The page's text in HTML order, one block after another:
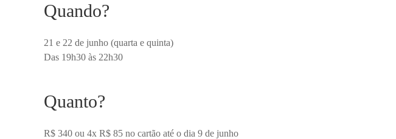
Quando?
21 e 22 de junho (quarta e quinta)
Das 19h30 às 22h30
Quanto?
R$ 340 ou 4x R$ 85 no cartão até o dia 9 de junho